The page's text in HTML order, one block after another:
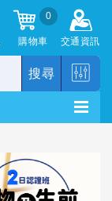
0
購物車 交通資訊
搜尋